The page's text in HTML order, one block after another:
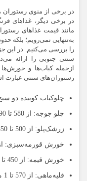
در برخی از منوی
در برخی دیگر، غذاهای
مانند قیمت غذاهای
به‌تنهایی نمی‌رویم؛ بلکه
را بررسی می‌کنیم. در این
سنتی جنوبی را ارائه
ازجمله کباب‌ها و
رستوران‌های سنتی عبارت
چلوکباب کوبیده دو
چلو جوجه: از 580 تا 990 هزار تومان
زرشک‌پلو: از 500 تا 850 هزار تومان
خورش قورمه‌سبزی: از 400 تا 730 هزار تومان
خورش قیمه: از 450 تا 730 هزار تومان
قلیه‌ماهی: از 570 تا 1 میلیون تومان